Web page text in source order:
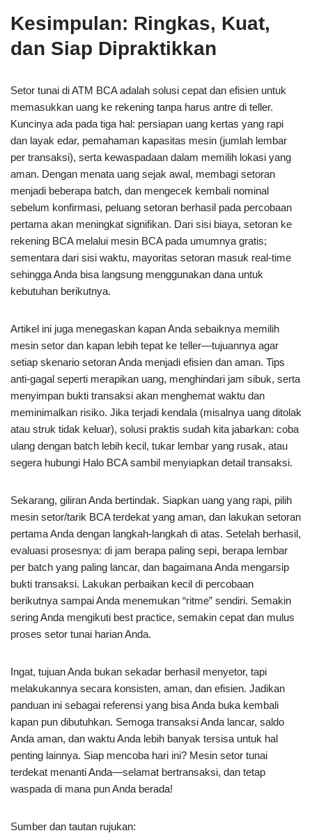
Kesimpulan: Ringkas, Kuat,
dan Siap Dipraktikkan
Setor tunai di ATM BCA adalah solusi cepat dan efisien untuk
memasukkan uang ke rekening tanpa harus antre di teller.
Kuncinya ada pada tiga hal: persiapan uang kertas yang rapi
dan layak edar, pemahaman kapasitas mesin (jumlah lembar
per transaksi), serta kewaspadaan dalam memilih lokasi yang
aman. Dengan menata uang sejak awal, membagi setoran
menjadi beberapa batch, dan mengecek kembali nominal
sebelum konfirmasi, peluang setoran berhasil pada percobaan
pertama akan meningkat signifikan. Dari sisi biaya, setoran ke
rekening BCA melalui mesin BCA pada umumnya gratis;
sementara dari sisi waktu, mayoritas setoran masuk real-time
sehingga Anda bisa langsung menggunakan dana untuk
kebutuhan berikutnya.
Artikel ini juga menegaskan kapan Anda sebaiknya memilih
mesin setor dan kapan lebih tepat ke teller—tujuannya agar
setiap skenario setoran Anda menjadi efisien dan aman. Tips
anti-gagal seperti merapikan uang, menghindari jam sibuk, serta
menyimpan bukti transaksi akan menghemat waktu dan
meminimalkan risiko. Jika terjadi kendala (misalnya uang ditolak
atau struk tidak keluar), solusi praktis sudah kita jabarkan: coba
ulang dengan batch lebih kecil, tukar lembar yang rusak, atau
segera hubungi Halo BCA sambil menyiapkan detail transaksi.
Sekarang, giliran Anda bertindak. Siapkan uang yang rapi, pilih
mesin setor/tarik BCA terdekat yang aman, dan lakukan setoran
pertama Anda dengan langkah-langkah di atas. Setelah berhasil,
evaluasi prosesnya: di jam berapa paling sepi, berapa lembar
per batch yang paling lancar, dan bagaimana Anda mengarsip
bukti transaksi. Lakukan perbaikan kecil di percobaan
berikutnya sampai Anda menemukan “ritme” sendiri. Semakin
sering Anda mengikuti best practice, semakin cepat dan mulus
proses setor tunai harian Anda.
Ingat, tujuan Anda bukan sekadar berhasil menyetor, tapi
melakukannya secara konsisten, aman, dan efisien. Jadikan
panduan ini sebagai referensi yang bisa Anda buka kembali
kapan pun dibutuhkan. Semoga transaksi Anda lancar, saldo
Anda aman, dan waktu Anda lebih banyak tersisa untuk hal
penting lainnya. Siap mencoba hari ini? Mesin setor tunai
terdekat menanti Anda—selamat bertransaksi, dan tetap
waspada di mana pun Anda berada!
Sumber dan tautan rujukan: